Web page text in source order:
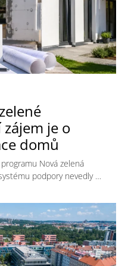
je o
domů
Nová zelená
podpory nevedly …